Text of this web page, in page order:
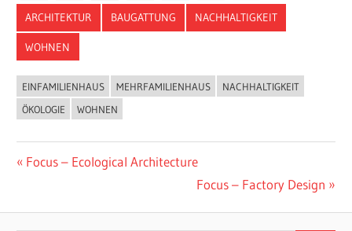
ARCHITEKTUR BAUGATTUNG NACHHALTIGKEIT
WOHNEN
EINFAMILIENHAUS MEHRFAMILIENHAUS
NACHHALTIGKEIT
ÖKOLOGIE
WOHNEN
Beitragsnavigation
Vorheriger
Focus – Ecological Architecture
Nächster
Focus – Factory Design